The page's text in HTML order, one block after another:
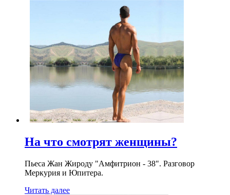
На что смотрят женщины?
Пьеса Жан Жироду "Амфитрион - 38". Разговор
Меркурия и Юпитера.
Читать далее